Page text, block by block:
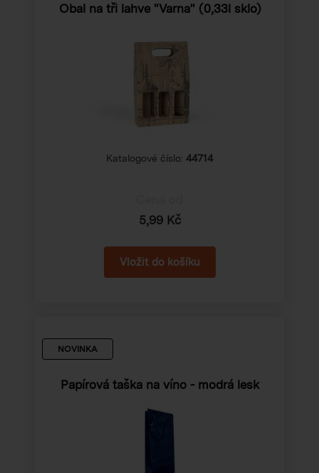
Obal na tři lahve "Varna" (0,33l sklo)
Katalogové číslo: 44714
5,99 Kč
NOVINKA
Papírová taška na víno - modrá lesk